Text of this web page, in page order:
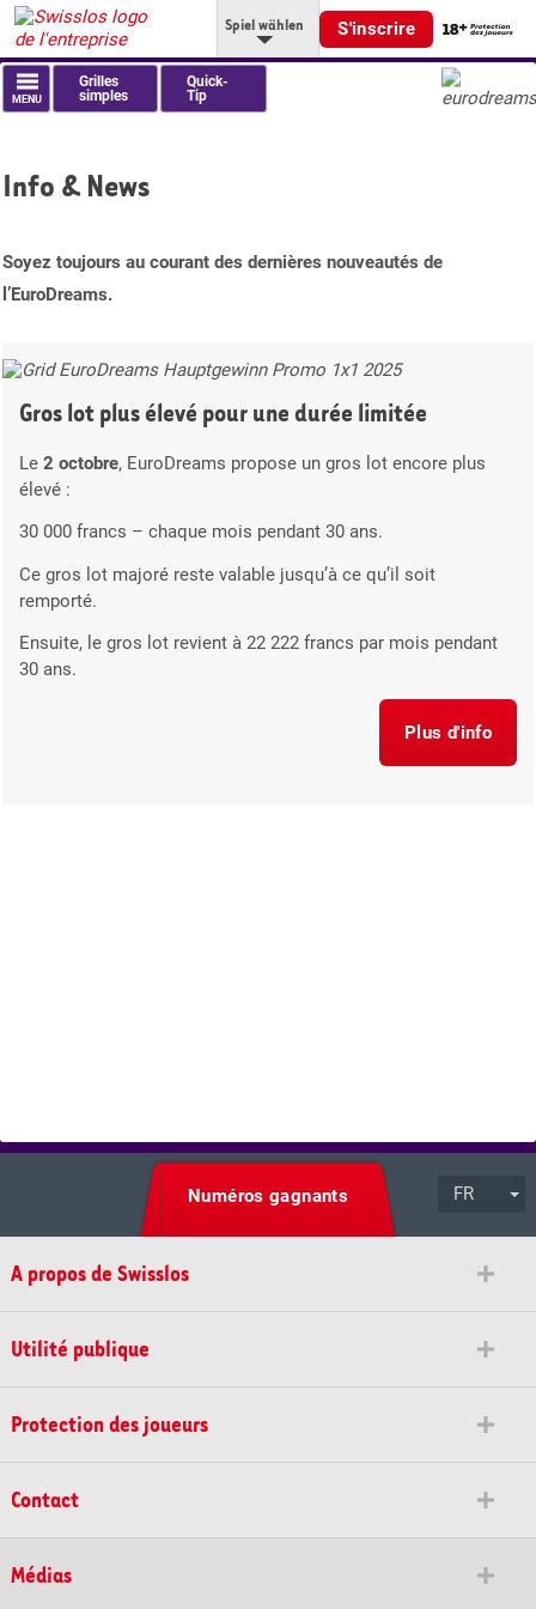
Spiel wählen S'inscrire
MENU
Grilles
simples
Quick-
Tip
Info & News
Soyez toujours au courant des dernières nouveautés de
l’EuroDreams.
Gros lot plus élevé pour une durée limitée
Le 2 octobre, EuroDreams propose un gros lot encore plus
élevé :
30 000 francs – chaque mois pendant 30 ans.
Ce gros lot majoré reste valable jusqu’à ce qu’il soit
remporté.
Ensuite, le gros lot revient à 22 222 francs par mois pendant
30 ans.
Plus d'info
FR
Numéros gagnants
A propos de Swisslos
Utilité publique
Protection des joueurs
Contact
Médias